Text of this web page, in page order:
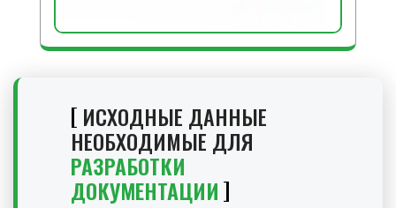
ИСХОДНЫЕ ДАННЫЕ
НЕОБХОДИМЫЕ ДЛЯ
РАЗРАБОТКИ
ДОКУМЕНТАЦИИ